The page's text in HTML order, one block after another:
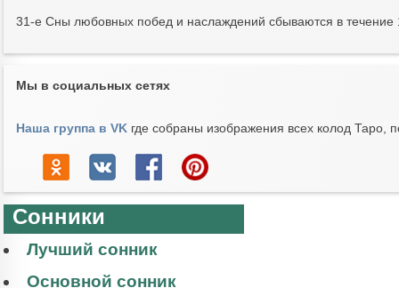
31-e Сны любовных побед и наслаждений сбываются в течение
Мы в социальных сетях
Наша группа в VKгде собраны изображения всех колод Таро,
Сонники
Лучший сонник
Основной сонник